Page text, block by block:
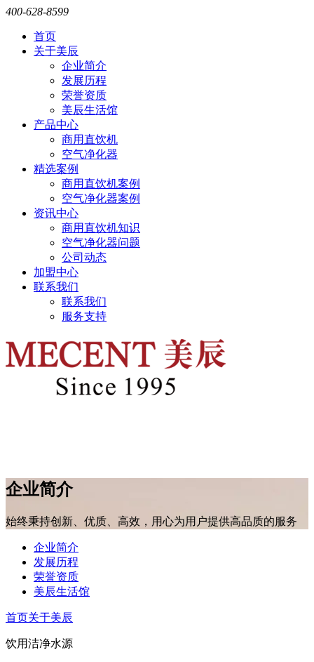
400-628-8599
首页
关于美辰
企业简介
发展历程
荣誉资质
美辰生活馆
产品中心
商用直饮机
空气净化器
精选案例
商用直饮机案例
空气净化器案例
资讯中心
商用直饮机知识
空气净化器问题
公司动态
加盟中心
联系我们
联系我们
服务支持
企业简介
始终秉持创新、优质、高效，用心为用户提供高品质的服务
企业简介
发展历程
荣誉资质
美辰生活馆
首页关于美辰
饮用洁净水源